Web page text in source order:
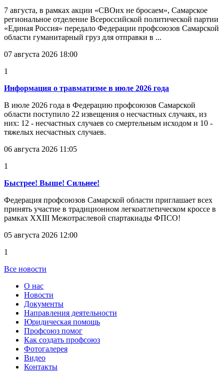
7 августа, в рамках акции «СВОих не бросаем», Самарское
региональное отделение Всероссийской политической партии
«Единая Россия» передало Федерации профсоюзов Самарской
области гуманитарный груз для отправки в ...
07 августа 2026 18:00
1
Информация о травматизме в июле 2026 года
В июле 2026 года в Федерацию профсоюзов Самарской
области поступило 22 извещения о несчастных случаях, из
них: 12 - несчастных случаев со смертельным исходом и 10 -
тяжелых несчастных случаев.
06 августа 2026 11:05
1
Быстрее! Выше! Сильнее!
Федерация профсоюзов Самарской области приглашает всех
принять участие в традиционном легкоатлетическом кроссе в
рамках XXIII Межотраслевой спартакиады ФПСО!
05 августа 2026 12:00
1
Все новости
О нас
Новости
Документы
Направления деятельности
Юридическая помощь
Профсоюз помог
Как создать профсоюз
Фотогалерея
Видео
Контакты